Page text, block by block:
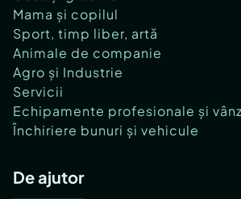
Mama și copilul
Sport, timp liber, artă
Animale de companie
Agro și Industrie
Servicii
Echipamente profesionale și
Închiriere bunuri și vehicule
De ajutor